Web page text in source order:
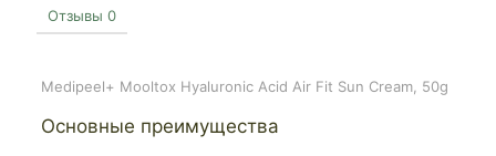
Отзывы 0
Medipeel+ Mooltox Hyaluronic Acid Air Fit Sun Cream, 50g
Основные преимущества